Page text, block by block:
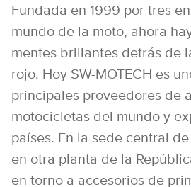
Fundada en 1999 por tres
mundo de la moto, ahora
mentes brillantes detrás de
rojo. Hoy SW-MOTECH es
principales proveedores de
motocicletas del mundo y
países. En la sede central
en otra planta de la
en torno a accesorios de